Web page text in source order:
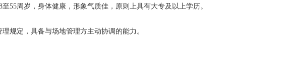
55周岁，身体健康，形象气质佳，原则上具有大专及以上学历。
规定，具备与场地管理方主动协调的能力。